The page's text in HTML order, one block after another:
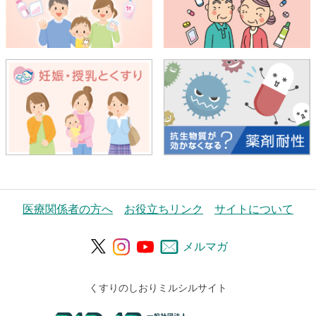
医療関係者の方へ お役立ちリンク サイトについて
メルマガ
くすりのしおりミルシルサイト